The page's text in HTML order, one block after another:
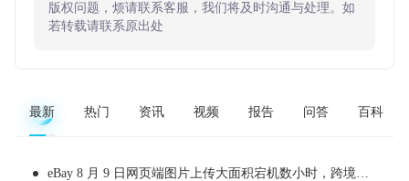
版权问题，烦请联系客服，我们将及时沟通与处理。如
若转载请联系原出处
最新 热门 资讯 视频 报告 问答 百科
eBay 8 月 9 日网页端图片上传大面积宕机数小时，跨境卖家上新受阻附实操应急处理办法